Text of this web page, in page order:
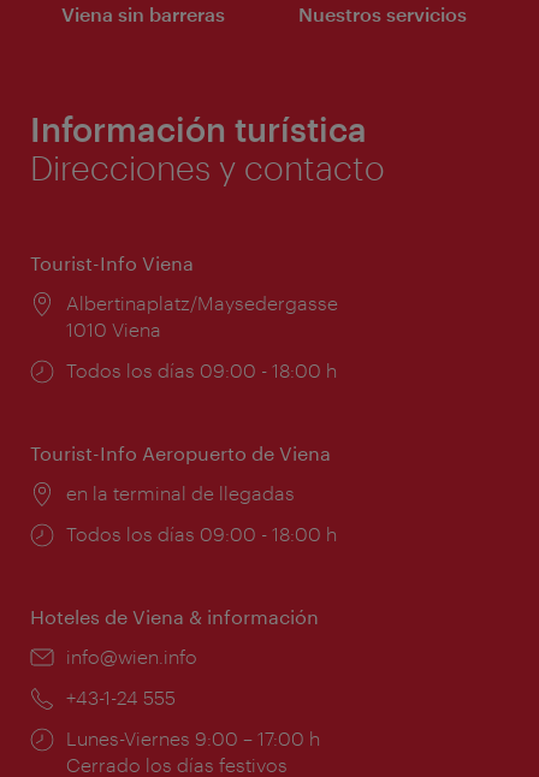
Viena sin barreras Nuestros servicios
Información turística
Direcciones y contacto
Tourist-Info Viena
Lugar:
Albertinaplatz/Maysedergasse
1010 Viena
Horarios
Todos los días 09:00 - 18:00 h
Tourist-Info Aeropuerto de Viena
Lugar:
en la terminal de llegadas
Horarios
Todos los días 09:00 - 18:00 h
Hoteles de Viena & información
e-
info@wien.info
Teléfono:
+43-1-24 555
Horarios
de
Lunes-Viernes 9:00 – 17:00 h
Cerrado los días festivos